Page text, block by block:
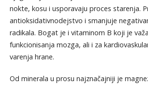
nokte, kosu i usporavaju proces starenja.
antioksidativnodejstvo i smanjuje
radikala. Bogat je i vitaminom B koji je
funkcionisanja mozga, ali i za
varenja hrane.
Od minerala u prosu najznačajniji je